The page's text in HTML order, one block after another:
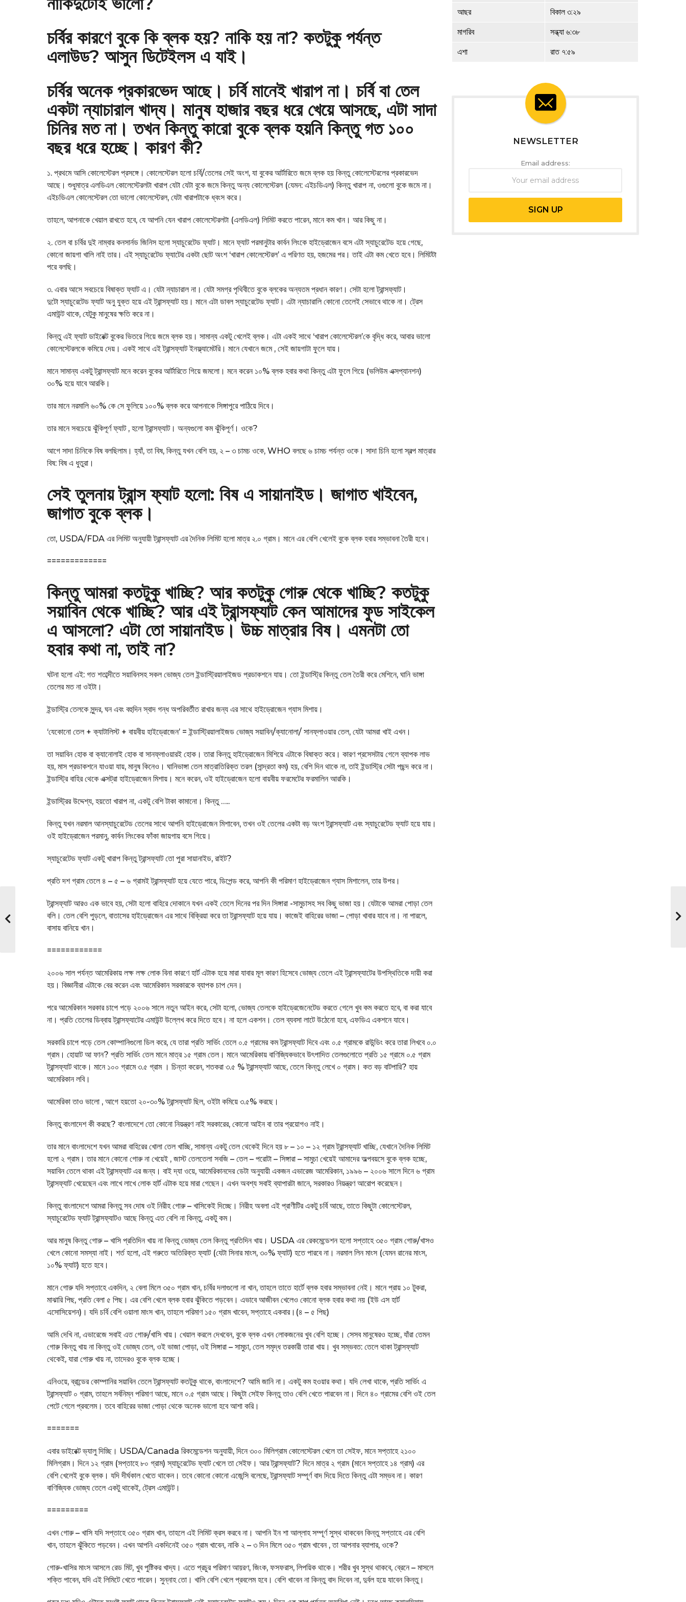
o
m
o
n
s
a
g
h
g
o
চর্বির কারণে বুকে কি ব্লক হয়? নাকি হয় না? কতটুকু পর্যন্ত
এলাউড? আসুন ডিটেইলস এ যাই।
চর্বির অনেক প্রকারভেদ আছে। চর্বি মানেই খারাপ না। চর্বি বা তেল
একটা ন্যাচারাল খাদ্য। মানুষ হাজার বছর ধরে খেয়ে আসছে, এটা সাদা
চিনির মত না। তখন কিন্তু কারো বুকে ব্লক হয়নি কিন্তু গত ১০০
বছর ধরে হচ্ছে। কারণ কী?
১. প্রথমে আসি কোলেস্টেরল প্রসঙ্গে। কোলেস্টেরল হলো চর্বি/তেলের সেই অংশ, যা বুকের আর্টারিতে জমে ব্লক হয় কিন্তু কোলেস্টেরলের প্রকারভেদ
আছে। শুধুমাত্র এলডিএল কোলেস্টেরলটা খারাপ যেটা যেটা বুকে জমে কিন্তু অন্য কোলেস্টেরল (যেমন: এইচডিএল) কিন্তু খারাপ না, ওগুলো বুকে জমে না।
এইচডিএল কোলেস্টেরল তো ভালো কোলেস্টেরল, যেটা খারাপটাকে ধ্বংস করে।
তাহলে, আপনাকে খেয়াল রাখতে হবে, যে আপনি যেন খারাপ কোলেস্টেরলটা (এলডিএল) লিমিট করতে পারেন, মানে কম খান। আর কিছু না।
২. তেল বা চর্বির দুই নাম্বার কনসার্নড জিনিস হলো স্যাচুরেটেড ফ্যাট। মানে ফ্যাট পরমানুটার কার্বন লিংকে হাইড্রোজেন বসে এটা স্যাচুরেটেড হয়ে গেছে,
কোনো জায়গা খালি নাই তার। এই স্যাচুরেটেড ফ্যাটের একটা ছোট অংশ ‘খারাপ কোলেস্টেরল’ এ পরিণত হয়, হজমের পর। তাই এটা কম খেতে হবে। লিমিটটা
পরে বলছি।
৩. এবার আসে সবচেয়ে বিষাক্ত ফ্যাট এ। যেটা ন্যাচারাল না। যেটা সমগ্র পৃথিবীতে বুকে ব্লকের অন্যতম প্রধান কারণ। সেটা হলো ট্রান্সফ্যাট।
দুটো স্যাচুরেটেড ফ্যাট অনু যুক্ত হয়ে এই ট্রান্সফ্যাট হয়। মানে এটা ডাবল স্যাচুরেটেড ফ্যাট। এটা ন্যাচারালি কোনো তেলেই সেভাবে থাকে না। ট্রেস
এমাউন্ট থাকে, যেটুকু মানুষের ক্ষতি করে না।
কিন্তু এই ফ্যাট ডাইরেক্ট বুকের ভিতরে গিয়ে জমে ব্লক হয়। সামান্য একটু খেলেই ব্লক। এটা একই সাথে ‘খারাপ কোলেস্টেরল’কে বৃদ্ধি করে, আবার ভালো
কোলেস্টেরলকে কমিয়ে দেয়। একই সাথে এই ট্রান্সফ্যাট ইনফ্ল্যামেটরি। মানে যেখানে জমে , সেই জায়গাটা ফুলে যায়।
মানে সামান্য একটু ট্রান্সফ্যাট মনে করেন বুকের আর্টারিতে গিয়ে জমলো। মনে করেন ১০% ব্লক হবার কথা কিন্তু এটা ফুলে গিয়ে (ভলিউম এক্সপ্যানশন)
৩০% হয়ে যাবে আরকি।
তার মানে নরমালি ৬০% কে সে ফুলিয়ে ১০০% ব্লক করে আপনাকে সিঙ্গাপুরে পাঠিয়ে দিবে।
তার মানে সবচেয়ে ঝুঁকিপূর্ণ ফ্যাট , হলো ট্রান্সফ্যাট। অন্যগুলো কম ঝুঁকিপূর্ণ। ওকে?
আগে সাদা চিনিকে বিষ বলছিলাম। হ্যাঁ, তা বিষ, কিন্তু যখন বেশি হয়, ২ – ৩ চামচ ওকে, WHO বলছে ৬ চামচ পর্যন্ত ওকে। সাদা চিনি হলো স্বল্প মাত্রার
বিষ: বিষ এ ধুতুরা।
সেই তুলনায় ট্রান্স ফ্যাট হলো: বিষ এ সায়ানাইড। জাগাত খাইবেন,
জাগাত বুকে ব্লক।
তো, USDA/FDA এর লিমিট অনুযায়ী ট্রান্সফ্যাট এর দৈনিক লিমিট হলো মাত্র ২.০ গ্রাম। মানে এর বেশি খেলেই বুকে ব্লক হবার সম্ভাবনা তৈরী হবে।
=============
কিন্তু আমরা কতটুকু খাচ্ছি? আর কতটুকু গোরু থেকে খাচ্ছি? কতটুকু
সয়াবিন থেকে খাচ্ছি? আর এই ট্রান্সফ্যাট কেন আমাদের ফুড সাইকেল
এ আসলো? এটা তো সায়ানাইড। উচ্চ মাত্রার বিষ। এমনটা তো
হবার কথা না, তাই না?
ঘটনা হলো এই: গত শতাব্দীতে সয়াবিনসহ সকল ভোজ্য তেল ইন্ডাস্ট্রিয়ালাইজড প্রডাকশনে যায়। তো ইন্ডাস্ট্রি কিন্তু তেল তৈরী করে মেশিনে, ঘানি ভাঙ্গা
তেলের মত না ওইটা।
ইন্ডাস্ট্রি তেলকে সুন্দর, ঘন এবং বহুদিন স্বাদ গন্ধ অপরিবর্তীত রাখার জন্য এর সাথে হাইড্রোজেন গ্যাস মিশায়।
‘যেকোনো তেল + ক্যাটালিস্ট + বায়বীয় হাইড্রোজেন’ = ইন্ডাস্ট্রিয়ালাইজড ভোজ্য সয়াবিন/ক্যানোলা/ সানফ্লাওয়ার তেল, যেটা আমরা খাই এখন।
তা সয়াবিন হোক বা ক্যানোলাই হোক বা সানফ্লাওয়ারই হোক। তারা কিন্তু হাইড্রোজেন মিশিয়ে এটাকে বিষাক্ত করে। কারণ প্রসেসটায় গেলে ব্যাপক লাভ
হয়, মাস প্রডাকশনে যাওয়া যায়, মানুষ কিনেও। ঘানিভাঙ্গা তেল মাত্রাতিরিক্ত তরল (সান্দ্রতা কম) হয়, বেশি দিন থাকে না, তাই ইন্ডাস্ট্রি সেটা পছন্দ করে না।
ইন্ডাস্ট্রি বাহির থেকে এক্সট্রা হাইড্রোজেন মিশায়। মনে করেন, ওই হাইড্রোজেন হলো বায়বীয় ফরমেটের ফরমালিন আরকি।
ইন্ডাস্ট্রির উদ্দেশ্য, হয়তো খারাপ না, একটু বেশি টাকা কামানো। কিন্তু …..
কিন্তু যখন নরমাল আনস্যাচুরেটেড তেলের সাথে আপনি হাইড্রোজেন মিশাবেন, তখন ওই তেলের একটা বড় অংশ ট্রান্সফ্যাট এবং স্যাচুরেটেড ফ্যাট হয়ে যায়।
ওই হাইড্রোজেন পরমানু, কার্বন লিংকের ফাঁকা জায়গায় বসে গিয়ে।
স্যাচুরেটেড ফ্যাট একটু খারাপ কিন্তু ট্রান্সফ্যাট তো পুরা সায়ানাইড, রাইট?
প্রতি দশ গ্রাম তেলে ৪ – ৫ – ৬ গ্রামই ট্রান্সফ্যাট হয়ে যেতে পারে, ডিপেন্ড করে, আপনি কী পরিমাণ হাইড্রোজেন গ্যাস মিশালেন, তার উপর।
ট্রান্সফ্যাট আরও এক ভাবে হয়, সেটা হলো বাহিরে দোকানে যখন একই তেলে দিনের পর দিন সিঙ্গারা -সামুচাসহ সব কিছু ভাজা হয়। যেটাকে আমরা পোড়া তেল
বলি। তেল বেশি পুড়লে, বাতাসের হাইড্রোজেন এর সাথে বিক্রিয়া করে তা ট্রান্সফ্যাট হয়ে যায়। কাজেই বাহিরের ভাজা – পোড়া খাবার যাবে না। না পারলে,
বাসায় বানিয়ে খান।
============
২০০৬ সাল পর্যন্ত আমেরিকায় লক্ষ লক্ষ লোক বিনা কারণে হার্ট এটাক হয়ে মারা যাবার মূল কারণ হিসেবে ভোজ্য তেলে এই ট্রান্সফ্যাটের উপস্থিতিকে দায়ী করা
হয়। বিজ্ঞানীরা এটাকে বের করেন এবং আমেরিকান সরকারকে ব্যাপক চাপ দেন।
পরে আমেরিকান সরকার চাপে পড়ে ২০০৬ সালে নতুন আইন করে, সেটা হলো, ভোজ্য তেলকে হাইড্রেজেনেটেড করতে গেলে খুব কম করতে হবে, বা করা যাবে
না। প্রতি তেলের ডিব্বায় ট্রান্সফ্যাটের এমাউন্ট উল্লেখ করে দিতে হবে। না হলে একশন। তেল ব্যবসা লাটে উঠেনো হবে, এফডিএ একশনে যাবে।
সরকারি চাপে পড়ে তেল কোম্পানিগুলো ডিল করে, যে তারা প্রতি সার্ভিং তেলে ০.৫ গ্রামের কম ট্রান্সফ্যাট দিবে এবং ০.৫ গ্রামকে রাউন্ডিং করে তারা লিখবে ০.০
গ্রাম। হোয়াট আ ফান? প্রতি সার্ভিং তেল মানে মাত্র ১৫ গ্রাম তেল। মানে আমেরিকায় বাণিজ্যিকভাবে উৎপাদিত তেলগুলোতে প্রতি ১৫ গ্রামে ০.৫ গ্রাম
ট্রান্সফ্যাট থাকে। মানে ১০০ গ্রামে ৩.৫ গ্রাম । চিন্তা করেন, শতকরা ৩.৫ % ট্রান্সফ্যাট আছে, তেলে কিন্তু লেখে ০ গ্রাম। কত বড় বাটপারি? হায়
আমেরিকান লবি।
আমেরিকা তাও ভালো , আগে হয়তো ২০-৩০% ট্রান্সফ্যাট ছিল, ওইটা কমিয়ে ৩.৫% করছে।
কিন্তু বাংলাদেশ কী করছে? বাংলাদেশে তো কোনো নিয়ন্ত্রণ নাই সরকারের, কোনো আইন বা তার প্রয়োগও নাই।
তার মানে বাংলাদেশে যখন আমরা বাহিরের খোলা তেল খাচ্ছি, সামান্য একটু তেল থেকেই দিনে হয় ৮ – ১০ – ১২ গ্রাম ট্রান্সফ্যাট খাচ্ছি, যেখানে দৈনিক লিমিট
হলো ২ গ্রাম। তার মানে কোনো গোরু না খেয়েই , জাস্ট তেলতেলা সবজি – তেল – পরোটা – সিঙ্গারা – সামুচা খেয়েই আমাদের অল্পবয়সে বুকে ব্লক হচ্ছে,
সয়াবিন তেলে থাকা এই ট্রান্সফ্যাট এর জন্য। বাই দ্যা ওয়ে, আমেরিকানদের ডেটা অনুযায়ী একজন এভারেজ আমেরিকান, ১৯৯৬ – ২০০৬ সালে দিনে ৬ গ্রাম
ট্রান্সফ্যাট খেয়েছেন এবং লাখে লাখে লোক হার্ট এটাক হয়ে মারা গেছেন। এখন অবশ্য সবাই ব্যাপারটা জানে, সরকারও নিয়ন্ত্রণ আরোপ করেছেন।
কিন্তু বাংলাদেশে আমরা কিন্তু সব দোষ ওই নিরীহ গোরু – খাসিকেই দিচ্ছে। নিরীহ অবলা এই প্রাণীটির একটু চর্বি আছে, তাতে কিছুটা কোলেস্টেরল,
স্যাচুরেটেড ফ্যাট ট্রান্সফ্যাটও আছে কিন্তু এত বেশি না কিন্তু, একটু কম।
আর মানুষ কিন্তু গোরু – খাসি প্রতিদিন খায় না কিন্তু ভোজ্য তেল কিন্তু প্রতিদিন খায়। USDA এর রেকমেন্ডেশন হলো সপ্তাহে ৩৫০ গ্রাম গোরু/খাসও
খেলে কোনো সমস্যা নাই। শর্ত হলো, এই গরুতে অতিরিক্ত ফ্যাট (যেটা সিনার মাংস, ৩০% ফ্যাট) হতে পারবে না। নরমাল লিন মাংস (যেমন রানের মাংস,
১০% ফ্যাট) হতে হবে।
মানে গোরু যদি সপ্তাহে একদিন, ২ বেলা মিলে ৩৫০ গ্রাম খান, চর্বির দলাগুলো না খান, তাহলে তাতে হার্টে ব্লক হবার সম্ভাবনা নেই। মানে প্রায় ১০ টুকরা,
মাঝারি পিছ, প্রতি বেলা ৫ পিছ। এর বেশি খেলে ব্লক হবার ঝুঁকিতে পড়বেন। এভাবে আজীবন খেলেও কোনো ব্লক হবার কথা নয় (ইউ এস হার্ট
এসোসিয়েশন)। যদি চর্বি বেশি ওয়ালা মাংস খান, তাহলে পরিমাণ ১৫০ গ্রাম খাবেন, সপ্তাহে একবার।(৪ – ৫ পিছ)
আমি দেখি না, এভারেজে সবাই এত গোরু/খাসি খায়। খেয়াল করলে দেখবেন, বুকে ব্লক এখন লোকজনের খুব বেশি হচ্ছে। সেসব মানুষেরও হচ্ছে, যাঁরা তেমন
গোরু কিন্তু খায় না কিন্তু ওই ভোজ্য তেল, ওই ভাজা পোড়া, ওই সিঙ্গারা – সামুচা, তেল সমৃদ্ধ তরকারী তারা খায়। খুব সম্ভবত: তেলে থাকা ট্রান্সফ্যাট
থেকেই, যারা গোরু খায় না, তাদেরও বুকে ব্লক হচ্ছে।
এনিওয়ে, ব্রান্ডের কোম্পানির সয়াবিন তেলে ট্রান্সফ্যাট কতটুকু থাকে, বাংলাদেশে? আমি জানি না। একটু কম হওয়ার কথা। যদি লেখা থাকে, প্রতি সার্ভিং এ
ট্রান্সফ্যাট ০ গ্রাম, তাহলে সর্বনিম্ন পরিমাণ আছে, মানে ০.৫ গ্রাম আছে। কিছুটা সেইফ কিন্তু তাও বেশি খেতে পারবেন না। দিনে ৪০ গ্রামের বেশি ওই তেল
পেটে গেলে প্রবলেম। তবে বাহিরের ভাজা পোড়া থেকে অনেক ভালো হবে আশা করি।
=======
এবার ডাইরেক্ট ভ্যালু দিচ্ছি। USDA/Canada রিকমেন্ডেশন অনুযায়ী, দিনে ৩০০ মিলিগ্রাম কোলেস্টেরল খেলে তা সেইফ, মানে সপ্তাহে ২১০০
মিলিগ্রাম। দিনে ১২ গ্রাম (সপ্তাহে ৮০ গ্রাম) স্যাচুরেটেড ফ্যাট খেলে তা সেইফ। আর ট্রান্সফ্যাট? দিনে মাত্র ২ গ্রাম (মানে সপ্তাহে ১৪ গ্রাম) এর
বেশি খেলেই বুকে ব্লক। যদি দীর্ঘকাল খেতে থাকেন। তবে কোনো কোনো এজেন্সি বলেছে, ট্রান্সফ্যাট সম্পূর্ণ বাদ দিয়ে দিতে কিন্তু এটা সম্ভব না। কারণ
বাণিজ্যিক ভোজ্য তেলে একটু থাকেই, ট্রেস এমাউন্ট।
=========
এখন গোরু – খাসি যদি সপ্তাহে ৩৫০ গ্রাম খান, তাহলে এই লিমিট ক্রস করবে না। আপনি ইন শা আল্লাহ সম্পূর্ণ সুস্থ থাকবেন কিন্তু সপ্তাহে এর বেশি
খান, তাহলে ঝুঁকিতে পড়বেন। এখন আপনি একদিনেই ৩৫০ গ্রাম খাবেন, নাকি ২ – ৩ দিন মিলে ৩৫০ গ্রাম খাবেন , তা আপনার ব্যাপার, ওকে?
গোরু-খাসির মাংস আসলে রেড মিট, খুব পুষ্টিকর খাদ্য। এতে প্রচুর পরিমাণ আয়রণ, জিংক, ফসফরাস, লিপয়িক থাকে। শরীর খুব সুস্থ থাকবে, ব্রেনে – মাসলে
শক্তি পাবেন, যদি এই লিমিটে খেতে পারেন। সুন্নাহ তো। খালি বেশি খেলে প্রবলেম হবে। বেশি খাবেন না কিন্তু বাদ দিবেন না, দুর্বল হয়ে যাবেন কিন্তু।
আছর বিকাল ৩:২৯
মাগরিব সন্ধ্যা ৬:৩৮
এশা রাত ৭:৫৯
NEWSLETTER
Email address: